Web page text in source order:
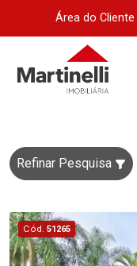
Área do Cliente
Refinar Pesquisa
Cód. 51265